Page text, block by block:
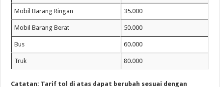
Mobil Barang Ringan 35.000
Mobil Barang Berat 50.000
Bus 60.000
Truk 80.000
Catatan: Tarif tol di atas dapat berubah sesuai dengan